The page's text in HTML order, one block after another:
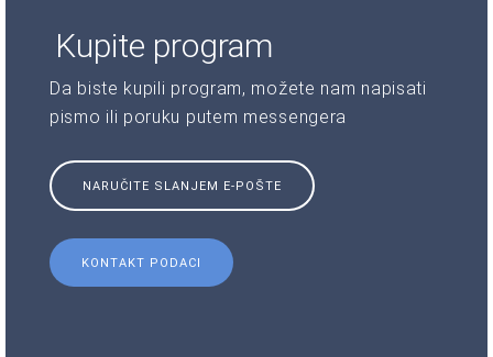
Kupite program
Da biste kupili program, možete nam napisati
pismo ili poruku putem messengera
NARUČITE SLANJEM E-POŠTE
KONTAKT PODACI